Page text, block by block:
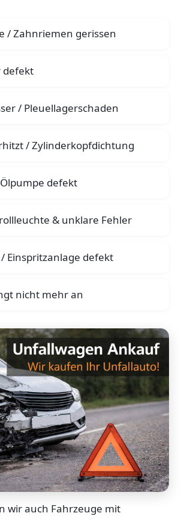
/ Zahnriemen gerissen
defekt
/ Pleuellagerschaden
/ Zylinderkopfdichtung
defekt
& unklare Fehler
Einspritzanlage defekt
nicht mehr an
wir auch Fahrzeuge mit